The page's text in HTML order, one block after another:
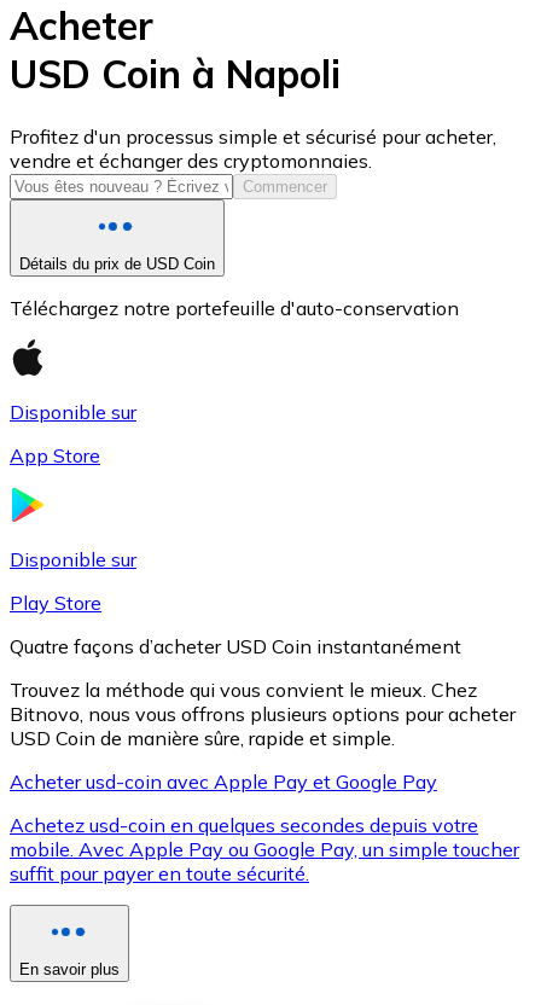
USD Coin
USDC
XRP
XRP
Voir toutes
Acheter
USD Coin à Napoli
Profitez d'un processus simple et sécurisé pour acheter,
vendre et échanger des cryptomonnaies.
Commencer
Détails du prix de USD Coin
Téléchargez notre portefeuille d'auto-conservation
Disponible sur
App Store
Disponible sur
Play Store
Quatre façons d’acheter USD Coin instantanément
Trouvez la méthode qui vous convient le mieux. Chez
Bitnovo, nous vous offrons plusieurs options pour acheter
USD Coin de manière sûre, rapide et simple.
Acheter usd-coin avec Apple Pay et Google Pay
Achetez usd-coin en quelques secondes depuis votre
mobile. Avec Apple Pay ou Google Pay, un simple toucher
suffit pour payer en toute sécurité.
En savoir plus